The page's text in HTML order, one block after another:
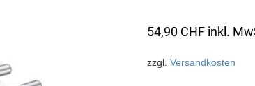
54,90 CHF inkl.
zzgl. Versandkosten